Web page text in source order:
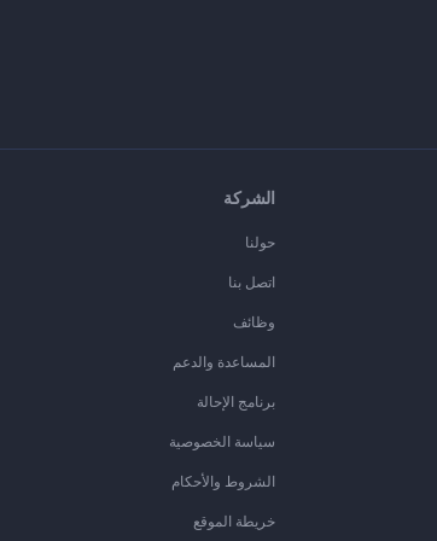
الشركة
حولنا
اتصل بنا
وظائف
المساعدة والدعم
برنامج الإحالة
سياسة الخصوصية
الشروط والأحكام
خريطة الموقع